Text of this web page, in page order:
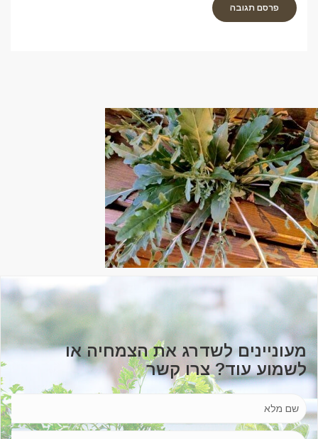
מעוניינים לשדרג את הצמחיה או
לשמוע עוד? צרו קשר